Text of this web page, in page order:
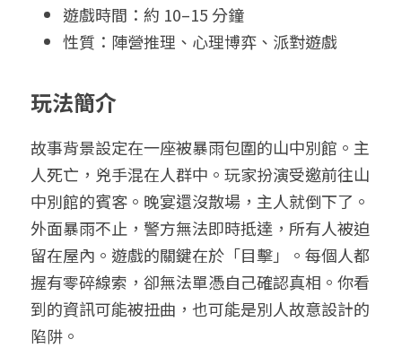
遊戲時間：約 10–15 分鐘
性質：陣營推理、心理博弈、派對遊戲
玩法簡介
故事背景設定在一座被暴雨包圍的山中別館。主
人死亡，兇手混在人群中。 玩家扮演受邀前往山
中別館的賓客。晚宴還沒散場，主人就倒下了。
外面暴雨不止，警方無法即時抵達，所有人被迫
留在屋內。遊戲的關鍵在於「目擊」。每個人都
握有零碎線索，卻無法單憑自己確認真相。你看
到的資訊可能被扭曲，也可能是別人故意設計的
陷阱。